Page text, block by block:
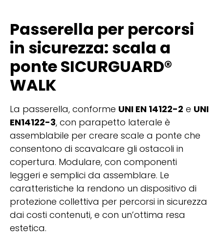
Passerella per percorsi
in sicurezza: scala a
ponte SICURGUARD®
WALK
La passerella, conforme UNI EN 14122-2 e UNI
EN14122-3, con parapetto laterale è
assemblabile per creare scale a ponte che
consentono di scavalcare gli ostacoli in
copertura. Modulare, con componenti
leggeri e semplici da assemblare. Le
caratteristiche la rendono un dispositivo di
protezione collettiva per percorsi in sicurezza
dai costi contenuti, e con un’ottima resa
estetica.